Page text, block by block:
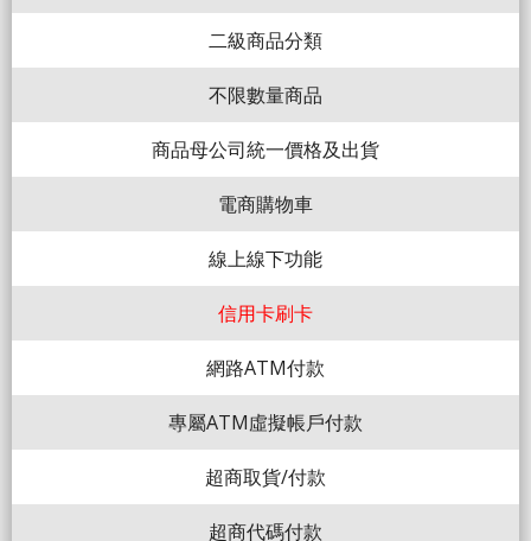
二級商品分類
不限數量商品
商品母公司統一價格及出貨
電商購物車
線上線下功能
信用卡刷卡
網路ATM付款
專屬ATM虛擬帳戶付款
超商取貨/付款
超商代碼付款